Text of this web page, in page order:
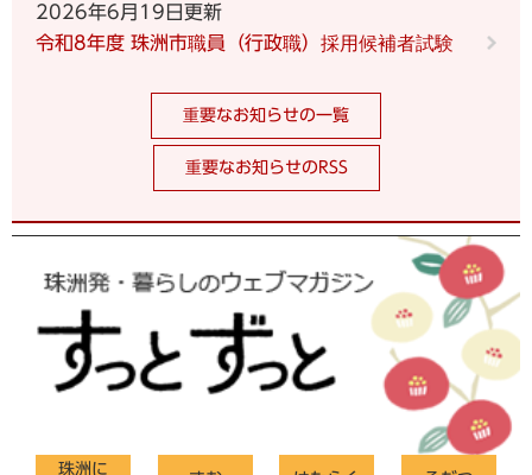
2026年6月19日更新
令和8年度 珠洲市職員（行政職）採用候補者試験
重要なお知らせの一覧
重要なお知らせのRSS
珠洲に